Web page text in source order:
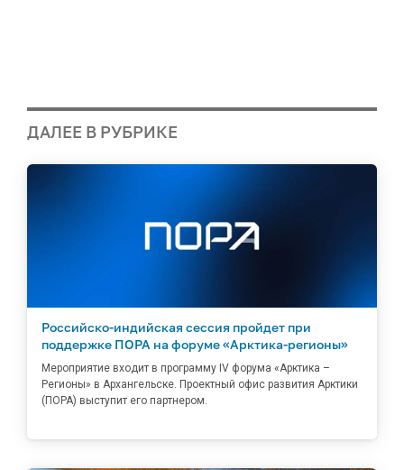
ДАЛЕЕ В РУБРИКЕ
Российско-индийская сессия пройдет при
поддержке ПОРА на форуме «Арктика-регионы»
Мероприятие входит в программу IV форума «Арктика –
Регионы» в Архангельске. Проектный офис развития Арктики
(ПОРА) выступит его партнером.